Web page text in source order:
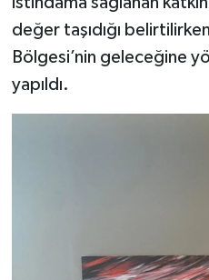
değer taşıdığı
Bölgesi’nin geleceğine
yapıldı.